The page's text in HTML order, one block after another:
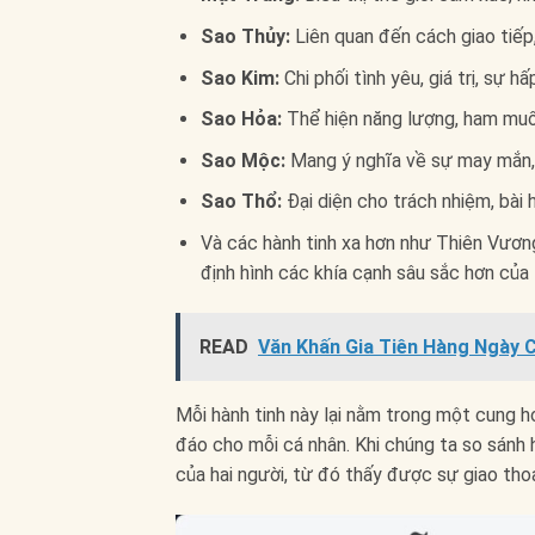
Sao Thủy:Liên quan đến cách giao
Sao Kim:Chi phối tình yêu, giá trị, sự
Sao Hỏa:Thể hiện năng lượng, ham
Sao Mộc:Mang ý nghĩa về sự may
Sao Thổ:Đại diện cho trách nhiệm, bài
Và các hành tinh xa hơn như Thiên
định hình các khía cạnh sâu sắc hơn
READ Văn Khấn Gia Tiên Hàng Ngày
Mỗi hành tinh này lại nằm trong một cung
đáo cho mỗi cá nhân. Khi chúng ta so
của hai người, từ đó thấy được sự giao